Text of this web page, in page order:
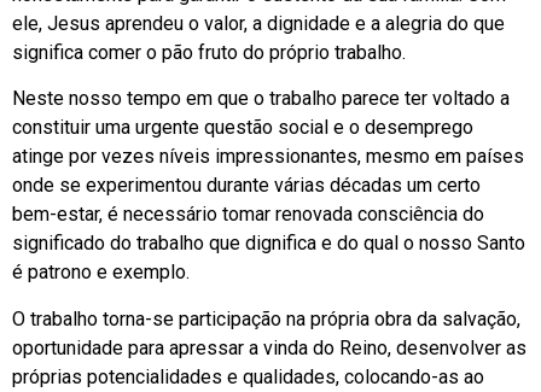
ele, Jesus aprendeu o valor, a dignidade e a alegria do que
significa comer o pão fruto do próprio trabalho.
Neste nosso tempo em que o trabalho parece ter voltado a
constituir uma urgente questão social e o desemprego
atinge por vezes níveis impressionantes, mesmo em países
onde se experimentou durante várias décadas um certo
bem-estar, é necessário tomar renovada consciência do
significado do trabalho que dignifica e do qual o nosso Santo
é patrono e exemplo.
O trabalho torna-se participação na própria obra da salvação,
oportunidade para apressar a vinda do Reino, desenvolver as
próprias potencialidades e qualidades, colocando-as ao